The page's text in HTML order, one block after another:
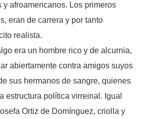
y afroamericanos. Los primeros
eran de carrera y por tanto
realista.
era un hombre rico y de alcurnia,
abiertamente contra amigos suyos
sus hermanos de sangre, quienes
estructura política virreinal. Igual
Ortiz de Domínguez, criolla y